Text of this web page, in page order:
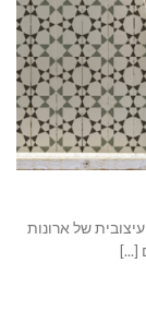
של ארונות
[...]